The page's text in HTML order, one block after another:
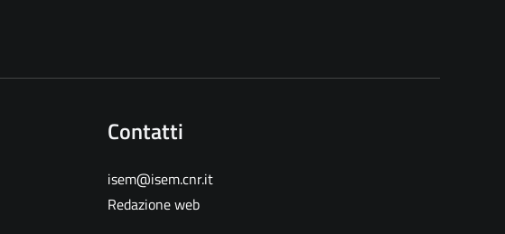
Contatti
isem@isem.cnr.it
Redazione web